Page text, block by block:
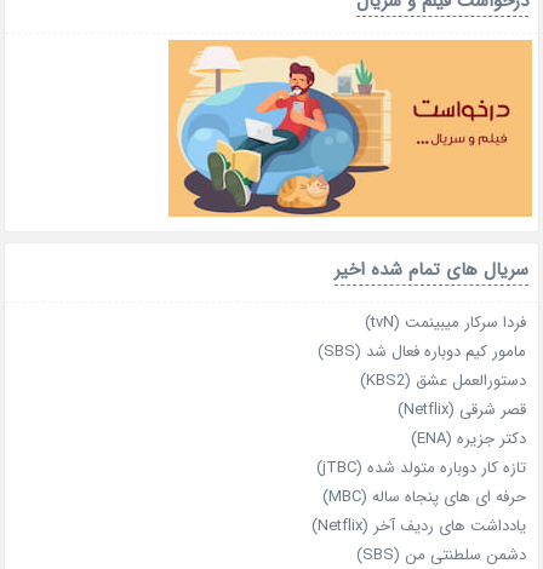
سریال های تمام شده اخیر
فردا سرکار میبینمت (tvN)
مامور کیم دوباره فعال شد (SBS)
دستورالعمل عشق (KBS2)
قصر شرقی (Netflix)
دکتر جزیره (ENA)
تازه‌ کار دوباره‌ متولد شده (jTBC)
حرفه‌ ای‌ های پنجاه‌ ساله (MBC)
یادداشت‌ های ردیف آخر (Netflix)
دشمن سلطنتی من (SBS)